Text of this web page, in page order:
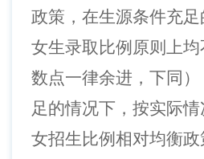
政策，在生源条件充足
女生录取比例原则上均
数点一律余进，下同
足的情况下，按实际
女招生比例相对均衡政